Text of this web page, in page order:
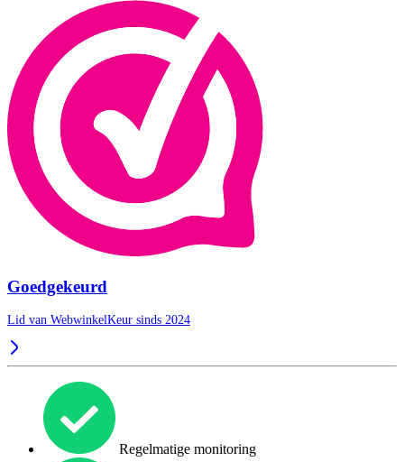
Goedgekeurd
Lid van WebwinkelKeur sinds 2024
Regelmatige monitoring